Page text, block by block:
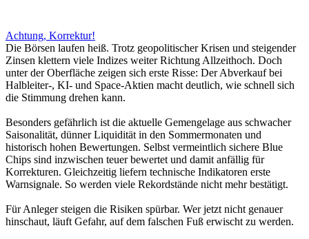
Achtung, Korrektur!
Die Börsen laufen heiß. Trotz geopolitischer Krisen und steigender
Zinsen klettern viele Indizes weiter Richtung Allzeithoch. Doch
unter der Oberfläche zeigen sich erste Risse: Der Abverkauf bei
Halbleiter-, KI- und Space-Aktien macht deutlich, wie schnell sich
die Stimmung drehen kann.
Besonders gefährlich ist die aktuelle Gemengelage aus schwacher
Saisonalität, dünner Liquidität in den Sommermonaten und
historisch hohen Bewertungen. Selbst vermeintlich sichere Blue
Chips sind inzwischen teuer bewertet und damit anfällig für
Korrekturen. Gleichzeitig liefern technische Indikatoren erste
Warnsignale. So werden viele Rekordstände nicht mehr bestätigt.
Für Anleger steigen die Risiken spürbar. Wer jetzt nicht genauer
hinschaut, läuft Gefahr, auf dem falschen Fuß erwischt zu werden.